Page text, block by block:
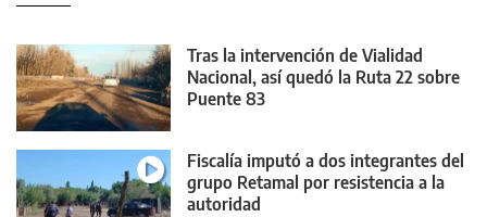
Tras la intervención de Vialidad
Nacional, así quedó la Ruta 22 sobre
Puente 83
Fiscalía imputó a dos integrantes del
grupo Retamal por resistencia a la
autoridad